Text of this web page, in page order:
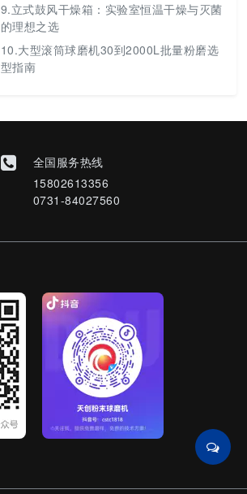
9.立式鼓风干燥箱：实验室恒温干燥与灭菌
的理想之选
10.大型滚筒球磨机30到2000L批量粉磨选
型指南
全国服务热线
15802613356
0731-84027560